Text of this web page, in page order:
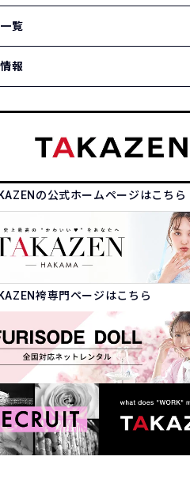
覧
報
KAZENの公式ホームページはこちら
KAZEN袴専門ページはこちら